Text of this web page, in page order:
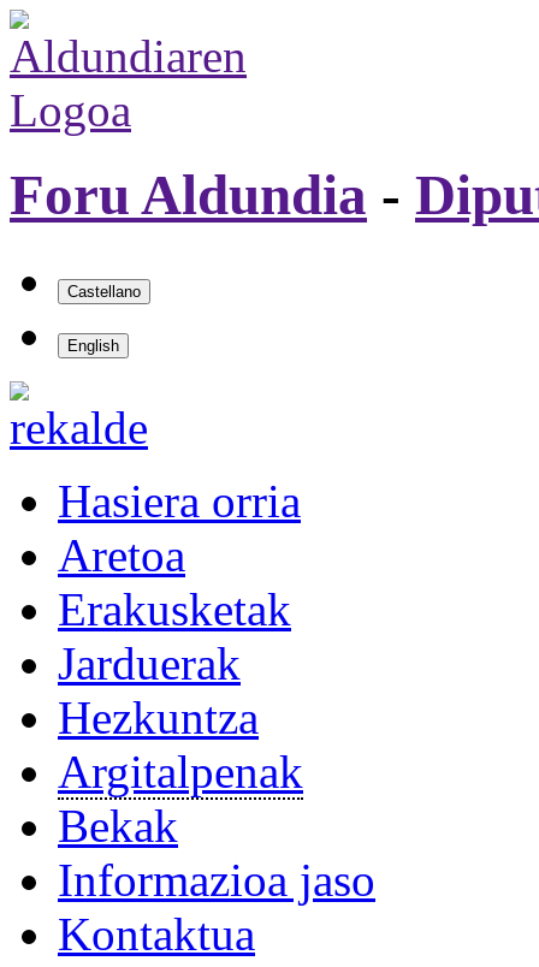
Foru Aldundia -
Hasiera orria
Aretoa
Erakusketak
Jarduerak
Hezkuntza
Argitalpenak
Bekak
Informazioa jaso
Kontaktua